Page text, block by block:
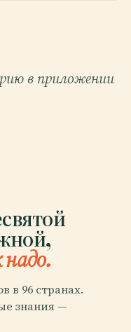
в приложении
в 96 странах.
знания —